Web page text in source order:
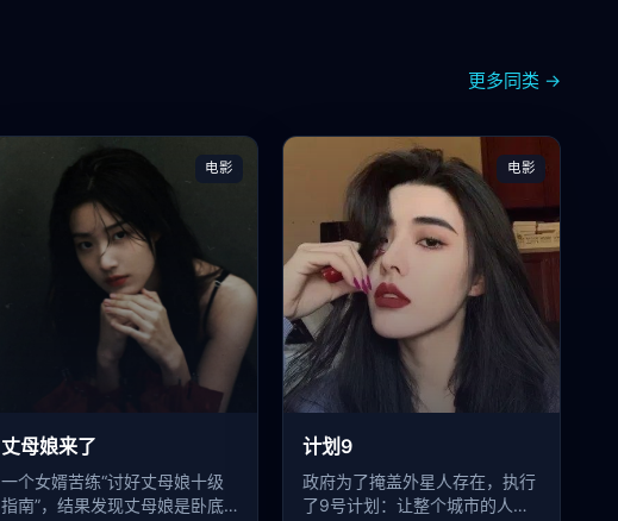
更多同类 →
电影
丈母娘来了
一个女婿苦练“讨好丈母娘十级
指南”，结果发现丈母娘是卧底
电影
计划9
政府为了掩盖外星人存在，执行
了9号计划：让整个城市的人相